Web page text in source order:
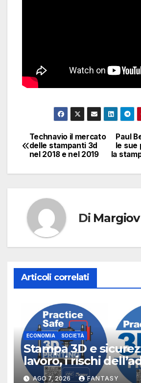
Navigazione
articoli
Paul
le sue
la
Technavio il mercato
delle stampanti 3d
nel 2018 e nel 2019
Di
Articoli correlati
ECONOMIA SOCIETÀ
Stampa 3D e
lavoro, i rischi
manufacturing
AGO 7, 2026 FANTASY